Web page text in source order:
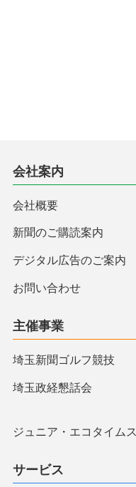
会社案内
会社概要
新聞のご購読案内
デジタル広告のご案内
お問い合わせ
主催事業
埼玉新聞ゴルフ競技
埼玉政経懇話会
ジュニア・エコタイムス
サービス